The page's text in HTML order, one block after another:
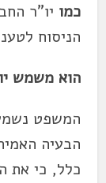
כמו יו"ר
הניסוח
הוא משמש
המשפט
הבעיה
כלל, כי את